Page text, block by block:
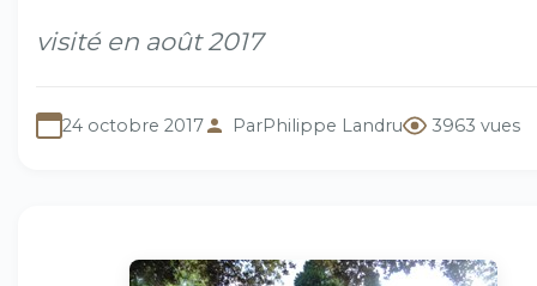
visité en août 2017
24 octobre 2017 ParPhilippe Landru 3963 vues